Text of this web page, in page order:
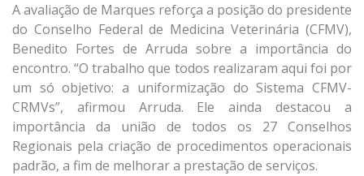
A avaliação de Marques reforça a posição do presidente
do Conselho Federal de Medicina Veterinária (CFMV),
Benedito Fortes de Arruda sobre a importância do
encontro. “O trabalho que todos realizaram aqui foi por
um só objetivo: a uniformização do Sistema CFMV-
CRMVs”, afirmou Arruda. Ele ainda destacou a
importância da união de todos os 27 Conselhos
Regionais pela criação de procedimentos operacionais
padrão, a fim de melhorar a prestação de serviços.